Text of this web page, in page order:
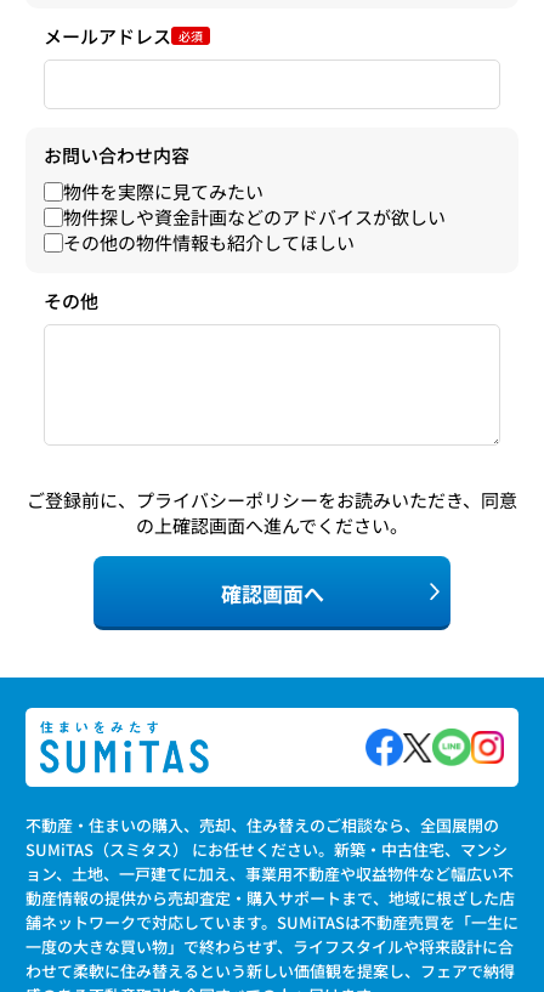
メールアドレス 必須
お問い合わせ内容
物件を実際に見てみたい
物件探しや資金計画などのアドバイスが欲しい
その他の物件情報も紹介してほしい
その他
ご登録前に、 プライバシーポリシーをお読みいただき、同意
の上確認画面へ進んでください。
確認画面へ
不動産・住まいの購入、売却、住み替えのご相談なら、全国展開の
SUMiTAS（スミタス） にお任せください。新築・中古住宅、マンシ
ョン、土地、一戸建てに加え、事業用不動産や収益物件など幅広い不
動産情報の提供から売却査定・購入サポートまで、地域に根ざした店
舗ネットワークで対応しています。SUMiTASは不動産売買を「一生に
一度の大きな買い物」で終わらせず、ライフスタイルや将来設計に合
わせて柔軟に住み替えるという新しい価値観を提案し、フェアで納得